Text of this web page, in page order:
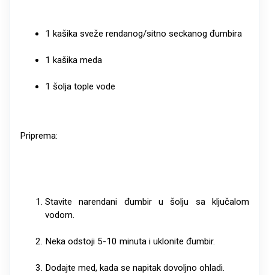
1 kašika sveže rendanog/sitno seckanog đumbira
1 kašika meda
1 šolja tople vode
Priprema:
Stavite narendani đumbir u šolju sa ključalom
vodom.
Neka odstoji 5-10 minuta i uklonite đumbir.
Dodajte med, kada se napitak dovoljno ohladi.